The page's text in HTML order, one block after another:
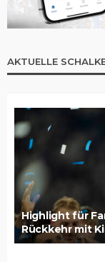
AKTUELLE
Highlight für
Rückkehr mit